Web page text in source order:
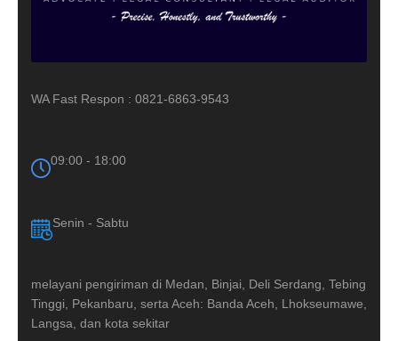
WA Fast Respon : 0821-6863-9543
09:00 - 18:00
Senin - Sabtu
melayani pengiriman di Medan, Binjai, Deli Serdang, Tebing
Tinggi, Pekanbaru, serta Aceh: Banda Aceh, Lhokseumawe,
Langsa, dan kota sekitar